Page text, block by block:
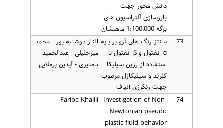
دانش محور جهت
بارزسازی آلتراسیون های
برگه 1:100،000 ماهنشان
73
سنتز رنگ های آزو بر پایه
α- نفتول و β- نفتول با
استفاده از رزین سیلیکا
کلرید و سیلیکاژل مرطوب
جهت رنگرزی الیاف
الناز دوشنبه پور - محمد
میرجلیلی - عبدالحمید
بامنیری - آیدین برملایی
74
Investigation of Non-
Newtonian pseudo
plastic fluid behavior
Fariba Khalili